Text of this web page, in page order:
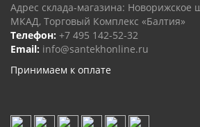
Адрес склада-магазина: Новорижское
МКАД, Торговый Комплекс «Балтия»
Телефон: +7 495 142-52-32
Email: info@santekhonline.ru
Принимаем к оплате